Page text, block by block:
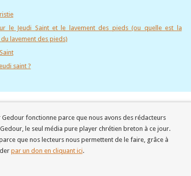
le Jeudi Saint et le lavement des pieds (ou quelle est la
lavement des pieds)
saint ?
Gedour fonctionne parce que nous avons des rédacteurs
le seul média pure player chrétien breton à ce jour.
que nos lecteurs nous permettent de le faire, grâce à
par un don en cliquant ici.